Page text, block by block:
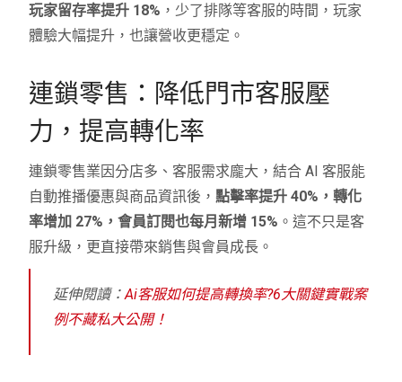
玩家留存率提升 18% ，少了排隊等客服的時間，玩家
體驗大幅提升，也讓營收更穩定。
連鎖零售：降低門市客服壓
力，提高轉化率
連鎖零售業因分店多、客服需求龐大，結合 AI 客服能
自動推播優惠與商品資訊後，點擊率提升 40%，轉化
率增加 27%，會員訂閱也每月新增 15% 。這不只是客
服升級，更直接帶來銷售與會員成長。
延伸閱讀：Ai客服如何提高轉換率?6大關鍵實戰案
例不藏私大公開！